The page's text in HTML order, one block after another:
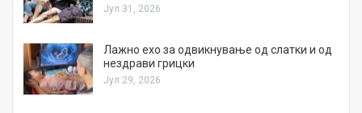
Јул 31, 2026
Лажно ехо за одвикнување од слатки и од
нездрави грицки
Јул 29, 2026